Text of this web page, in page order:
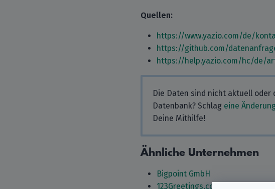
Quellen:
https://www.yazio.com/de/
https://github.com/
https://help.yazio.com/hc/de/
Die Daten sind nicht aktuell oder
Datenbank? Schlag eine
Deine Mithilfe!
Ähnliche Unternehmen
Bigpoint GmbH
123Greetings.com Inc.